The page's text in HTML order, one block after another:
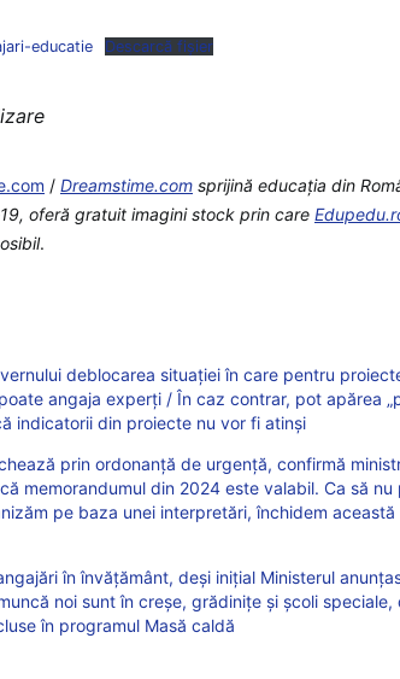
educatie Descarcă fișier
/ Dreamstime.com sprijină educaţia din
oferă gratuit imagini stock prin care
.
deblocarea situației în care pentru
angaja experți / În caz contrar, pot apărea
indicatorii din proiecte nu vor fi atinși
prin ordonanță de urgență, confirmă
memorandumul din 2024 este valabil. Ca să nu
pe baza unei interpretări, închidem această
în învățământ, deși inițial Ministerul
noi sunt în creșe, grădinițe și școli speciale,
în programul Masă caldă